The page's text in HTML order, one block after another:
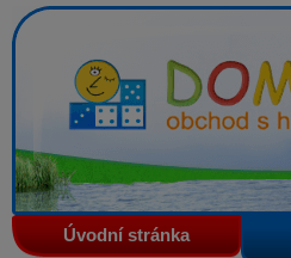
Domino - obchod s
Úvodní stránka